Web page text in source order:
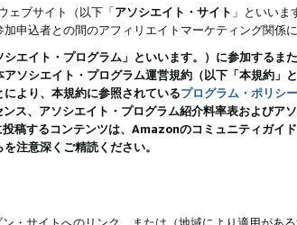
ェブサイト（以下「アソシエイト・サイト 」といいま
加申込者との間のアフィリエイトマーケティング関係
エイト・プログラム」といいます。）に参加するま
ソシエイト・プログラム運営規約（以下「本規約」
より、本規約に参照されているプログラム・ポリシー
ス、アソシエイト・プログラム紹介料率表およびア
するコンテンツは、Amazonのコミュニティガイ
注意深くご精読ください。